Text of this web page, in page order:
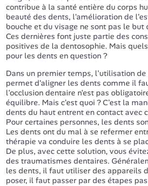
contribue à la santé entière du corps
beauté des dents, l'amélioration de
bouche et du visage ne sont pas le but
Ces dernières font juste partie des
positives de la dentosophie. Mais
pour les dents en question ?
Dans un premier temps, l'utilisation de
permet d'aligner les dents comme il
l'occlusion dentaire n'est pas
équilibre. Mais c'est quoi ? C'est la
dents du haut entrent en contact avec
Pour certaines personnes, les dents
Les dents ont du mal à se refermer
thérapie va conduire les dents à se
De plus, avec cette solution, vous
des traumatismes dentaires.
les dents, il faut utiliser des appareils
poser, il faut passer par des étapes